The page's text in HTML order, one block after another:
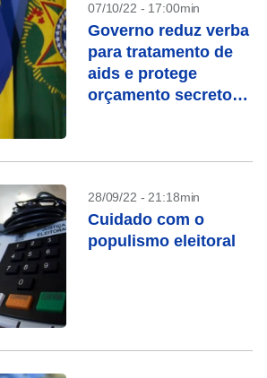
07/10/22 - 17:00min
Governo reduz verba
para tratamento de
aids e protege
orçamento secreto
28/09/22 - 21:18min
Cuidado com o
populismo eleitoral